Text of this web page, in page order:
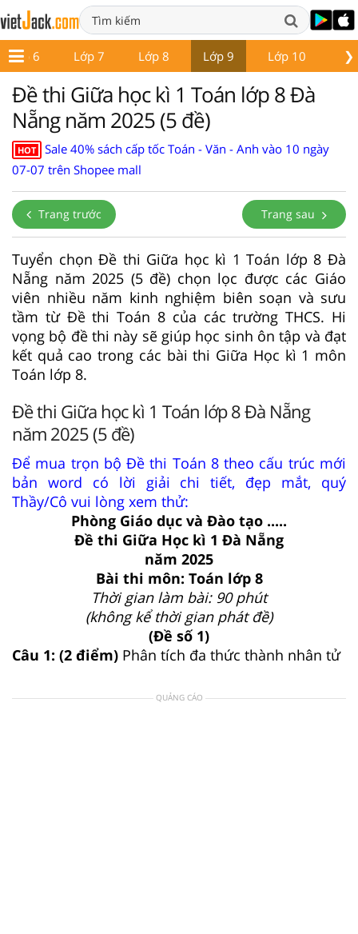
❯
Lớp 6 Lớp 7 Lớp 8 Lớp 9 Lớp 10
Đề thi Giữa học kì 1 Toán lớp 8 Đà
Nẵng năm 2025 (5 đề)
HOT
Sale 40% sách cấp tốc Toán - Văn - Anh vào 10 ngày
07-07 trên Shopee mall
Trang trước Trang sau
Tuyển chọn Đề thi Giữa học kì 1 Toán lớp 8 Đà
Nẵng năm 2025 (5 đề) chọn lọc được các Giáo
viên nhiều năm kinh nghiệm biên soạn và sưu
tầm từ Đề thi Toán 8 của các trường THCS. Hi
vọng bộ đề thi này sẽ giúp học sinh ôn tập và đạt
kết quả cao trong các bài thi Giữa Học kì 1 môn
Toán lớp 8.
Đề thi Giữa học kì 1 Toán lớp 8 Đà Nẵng
năm 2025 (5 đề)
Để mua trọn bộ Đề thi Toán 8 theo cấu trúc mới
bản word có lời giải chi tiết, đẹp mắt, quý
Thầy/Cô vui lòng xem thử:
Phòng Giáo dục và Đào tạo .....
Đề thi Giữa Học kì 1 Đà Nẵng
năm 2025
Bài thi môn: Toán lớp 8
Thời gian làm bài: 90 phút
(không kể thời gian phát đề)
(Đề số 1)
Câu 1: (2 điểm) Phân tích đa thức thành nhân tử
QUẢNG CÁO